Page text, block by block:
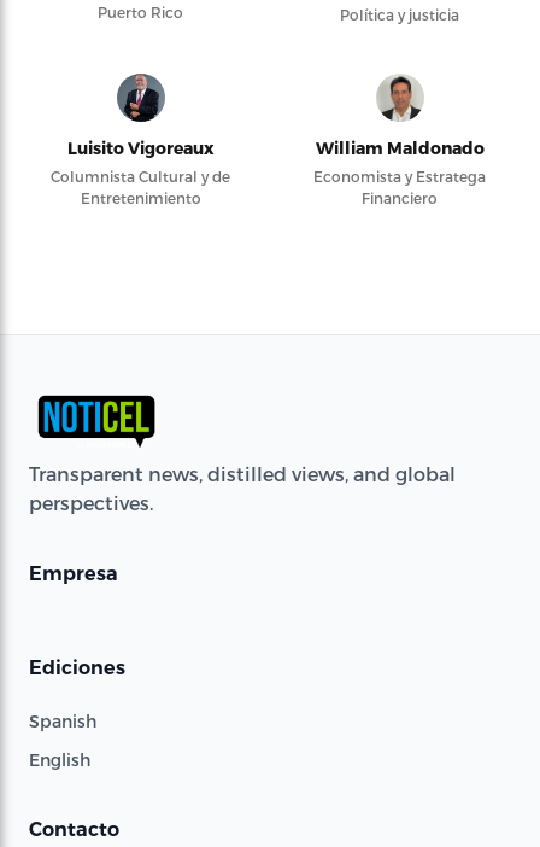
Puerto Rico
Política y justicia
Luisito Vigoreaux
Columnista Cultural y de
Entretenimiento
William Maldonado
Economista y Estratega
Financiero
Transparent news, distilled views, and global
perspectives.
Empresa
Ediciones
Spanish
English
Contacto